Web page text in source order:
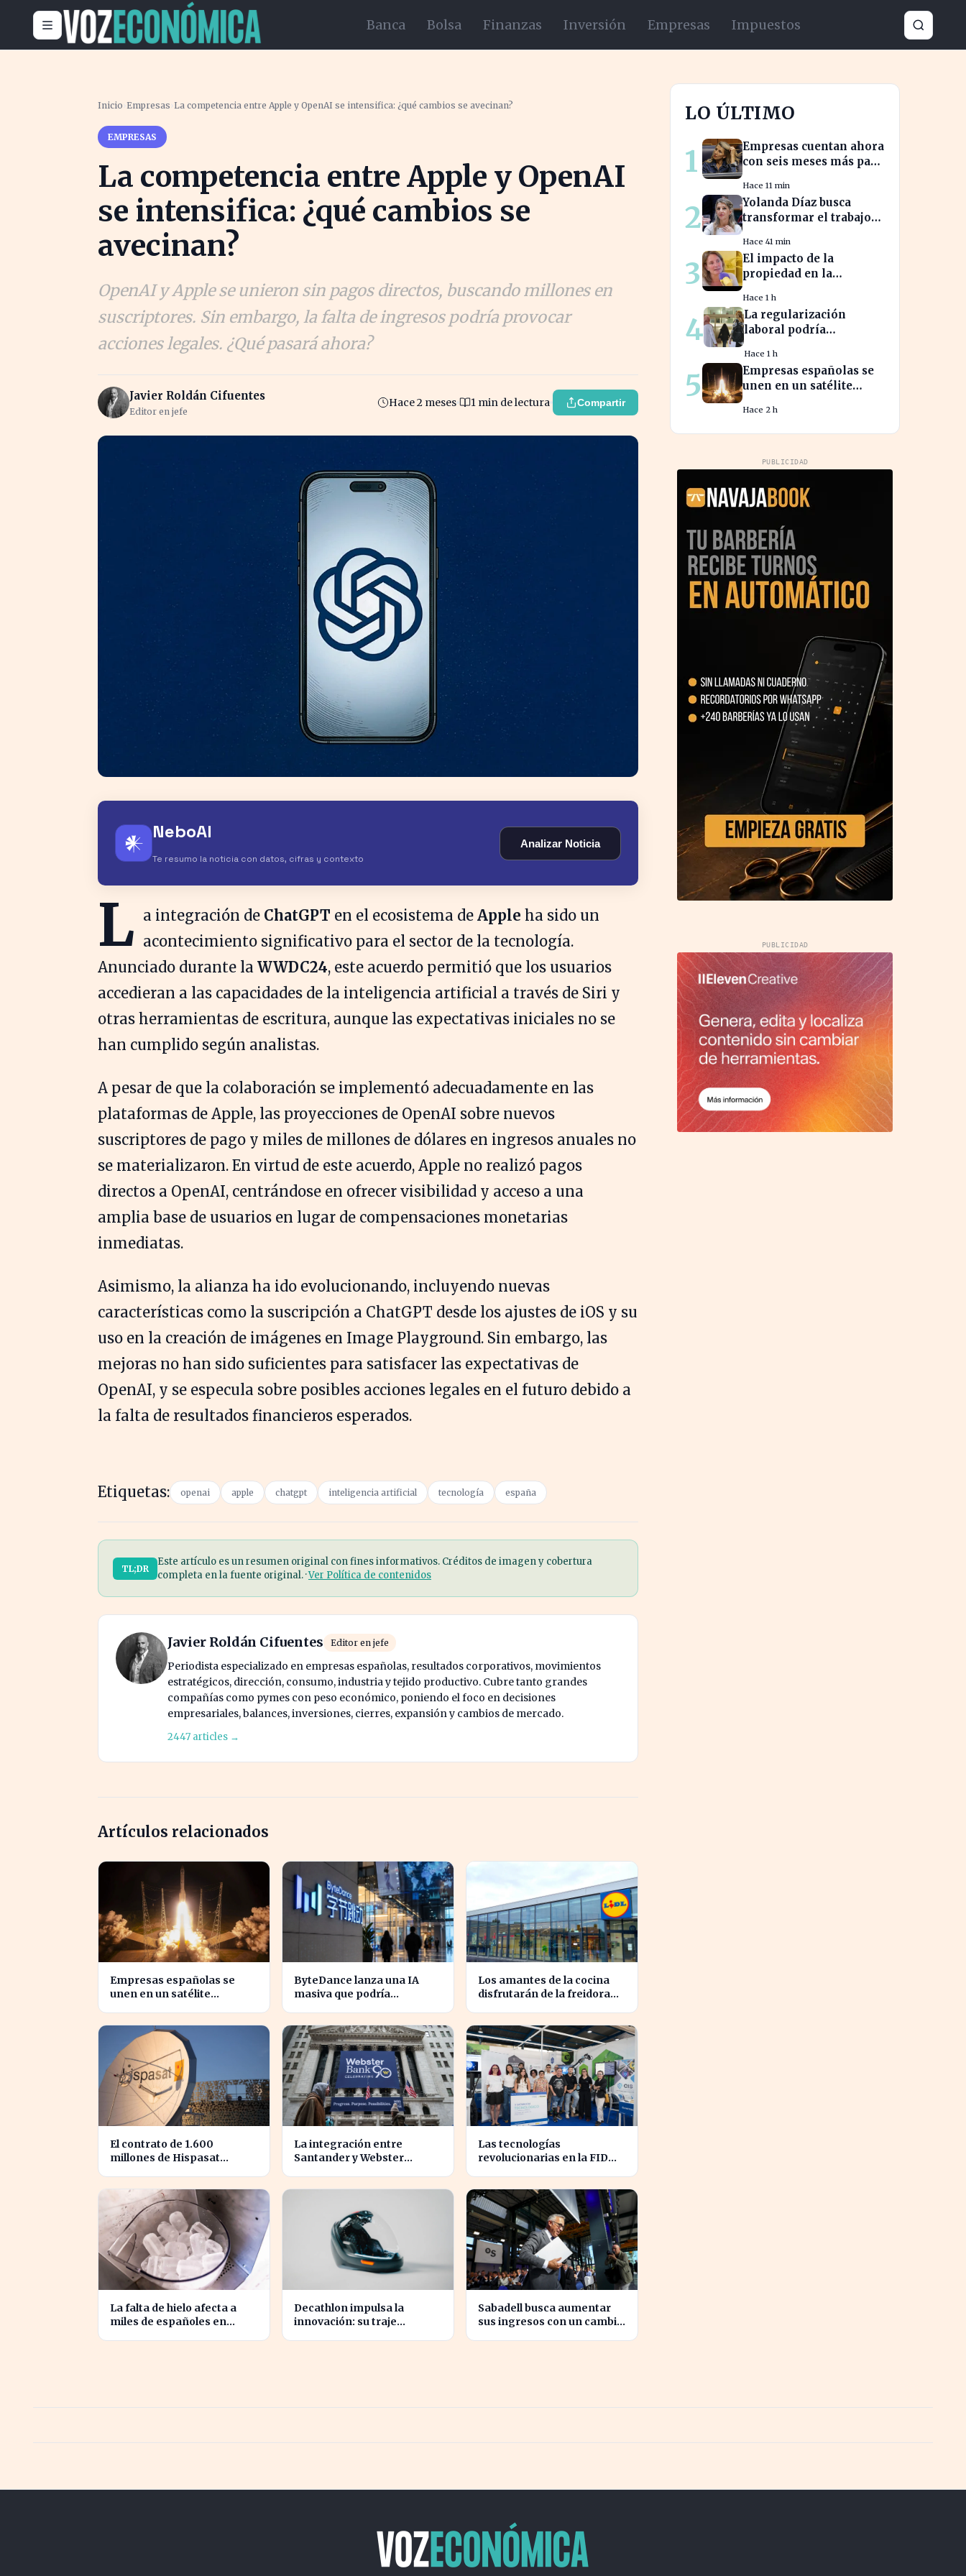
Banca Bolsa Finanzas Inversión Empresas Impuestos
Inicio ›Empresas ›La competencia entre Apple y OpenAI se intensifica: ¿qué cambios se avecinan?
EMPRESAS
La competencia entre Apple y OpenAI
se intensifica: ¿qué cambios se
avecinan?
OpenAI y Apple se unieron sin pagos directos, buscando millones en
suscriptores. Sin embargo, la falta de ingresos podría provocar
acciones legales. ¿Qué pasará ahora?
Javier Roldán Cifuentes
Editor en jefe
Hace 2 meses 1 min de lectura Compartir
𒀭 NeboAI
Te resumo la noticia con datos, cifras y contexto
Analizar Noticia
L a integración de ChatGPT en el ecosistema de Apple ha sido un
acontecimiento significativo para el sector de la tecnología.
Anunciado durante la WWDC24, este acuerdo permitió que los usuarios
accedieran a las capacidades de la inteligencia artificial a través de Siri y
otras herramientas de escritura, aunque las expectativas iniciales no se
han cumplido según analistas.
A pesar de que la colaboración se implementó adecuadamente en las
plataformas de Apple, las proyecciones de OpenAI sobre nuevos
suscriptores de pago y miles de millones de dólares en ingresos anuales no
se materializaron. En virtud de este acuerdo, Apple no realizó pagos
directos a OpenAI, centrándose en ofrecer visibilidad y acceso a una
amplia base de usuarios en lugar de compensaciones monetarias
inmediatas.
Asimismo, la alianza ha ido evolucionando, incluyendo nuevas
características como la suscripción a ChatGPT desde los ajustes de iOS y su
uso en la creación de imágenes en Image Playground. Sin embargo, las
mejoras no han sido suficientes para satisfacer las expectativas de
OpenAI, y se especula sobre posibles acciones legales en el futuro debido a
la falta de resultados financieros esperados.
Etiquetas: openai apple chatgpt inteligencia artificial tecnología españa
TL;DR
Este artículo es un resumen original con fines informativos. Créditos de imagen y cobertura
completa en la fuente original. ·Ver Política de contenidos
Javier Roldán Cifuentes Editor en jefe
Periodista especializado en empresas españolas, resultados corporativos, movimientos
estratégicos, dirección, consumo, industria y tejido productivo. Cubre tanto grandes
compañías como pymes con peso económico, poniendo el foco en decisiones
empresariales, balances, inversiones, cierres, expansión y cambios de mercado.
2447 articles →
Artículos relacionados
Empresas españolas se
unen en un satélite
ByteDance lanza una IA
masiva que podría
Los amantes de la cocina
disfrutarán de la freidora
El contrato de 1.600
millones de Hispasat
La integración entre
Santander y Webster
Las tecnologías
revolucionarias en la FIDMA
La falta de hielo afecta a
miles de españoles en
Decathlon impulsa la
innovación: su traje
Sabadell busca aumentar
sus ingresos con un cambio
LO ÚLTIMO
1
Empresas cuentan ahora
con seis meses más para
salarial sin
restricciones de
confidencialidad
Hace 11 min
2
Yolanda Díaz busca
transformar el trabajo
de derechos laborales
Hace 41 min
3
El impacto de la
propiedad en la
advierten sobre su
relevancia tras los 40
Hace 1 h
4
La regularización
laboral podría
trabajadores en España
este año.
Hace 1 h
5
Empresas españolas se
unen en un satélite
monitorear tormentas
europeas
Hace 2 h
PUBLICIDAD
PUBLICIDAD